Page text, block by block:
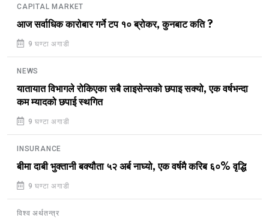
CAPITAL MARKET
आज सर्वाधिक कारोबार गर्ने टप १० ब्रोकर, कुनबाट कति ?
9 घण्टा अगाडी
NEWS
यातायात विभागले रोकिएका सबै लाइसेन्सको छपाइ सक्यो, एक वर्षभन्दा
कम म्यादको छपाई स्थगित
9 घण्टा अगाडी
INSURANCE
बीमा दाबी भुक्तानी बक्यौता ५२ अर्ब नाघ्यो, एक वर्षमै करिब ६०% वृद्धि
9 घण्टा अगाडी
विश्व अर्थतन्त्र